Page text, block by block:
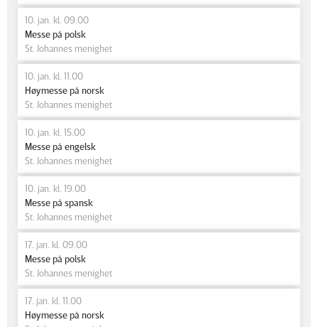
10. jan. kl. 09.00
Messe på polsk
St. Johannes menighet
10. jan. kl. 11.00
Høymesse på norsk
St. Johannes menighet
10. jan. kl. 15.00
Messe på engelsk
St. Johannes menighet
10. jan. kl. 19.00
Messe på spansk
St. Johannes menighet
17. jan. kl. 09.00
Messe på polsk
St. Johannes menighet
17. jan. kl. 11.00
Høymesse på norsk